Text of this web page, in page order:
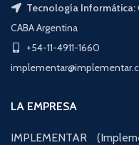
Tecnología Informática:
CABA Argentina
+54-11-4911-1660
LA EMPRESA
IMPLEMENTAR